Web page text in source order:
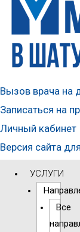
Вызов врача на
Записаться на
Личный кабинет
Версия сайта
УСЛУГИ
Все